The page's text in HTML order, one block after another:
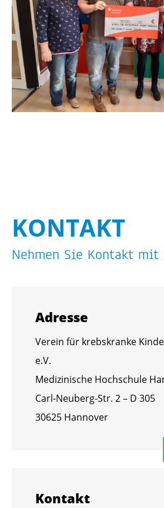
KON­TAKT
Neh­men Sie Kon­takt mit
Adres­se
Ver­ein für krebs­kran­ke
e.V.
Me­di­zi­ni­sche Hoch­schu­le
Carl-Neu­berg-Str. 2 – D 305
30625 Han­no­ver
Kon­takt